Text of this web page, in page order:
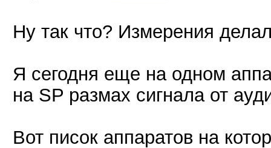
Ну так что? Измерения
Я сегодня еще на одном
на SP размах сигнала от
Вот писок аппаратов на